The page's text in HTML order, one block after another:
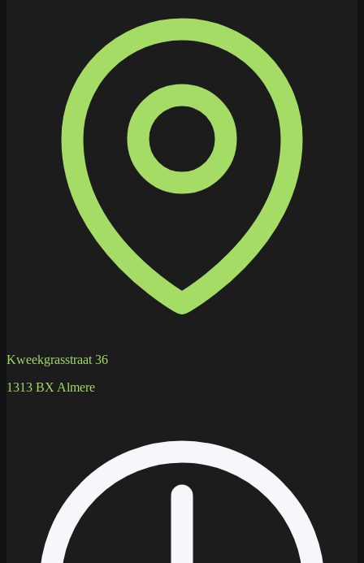
Kweekgrasstraat 36
1313 BX Almere